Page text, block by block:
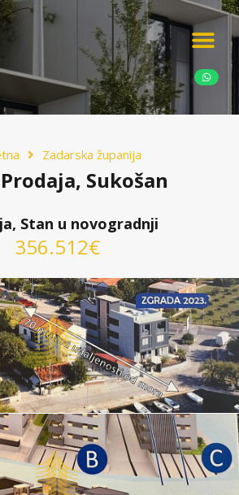
Zadarska županija
Sukošan
Stan u novogradnji
356.512€